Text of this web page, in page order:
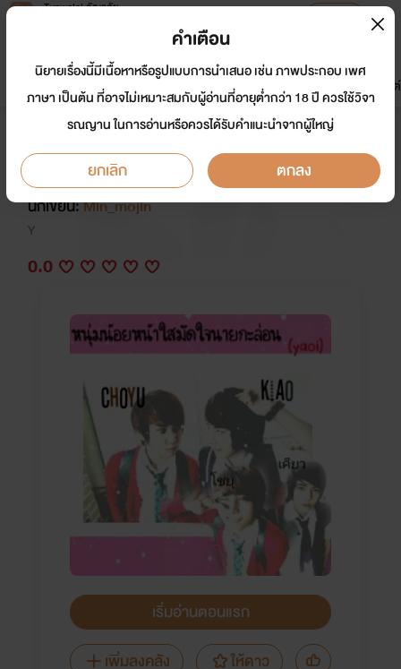
Tunwalai ธัญวลัย
หน้าแรก นิยาย อีบุ๊ก การ์ตูน
มาใหม่
ดรีมแชท ธัญลิสต์
หนุ่มน้อยหน้าใสมัดใจนาย
กะล่อน(Yaoi)
นักเขียน:Min_mojin
Y
0.0
เริ่มอ่านตอนแรก
เพิ่มลงคลัง
ให้ดาว
คำเตือน
นิยายเรื่องนี้มีเนื้อหาหรือรูปแบบการนำเสนอ เช่น ภาพประกอบ เพศ
ภาษา เป็นต้น ที่อาจไม่เหมาะสมกับผู้อ่านที่อายุต่ำกว่า 18 ปี ควรใช้วิจา
รณญาน ในการอ่านหรือควรได้รับคำแนะนำจากผู้ใหญ่
ยกเลิก ตกลง